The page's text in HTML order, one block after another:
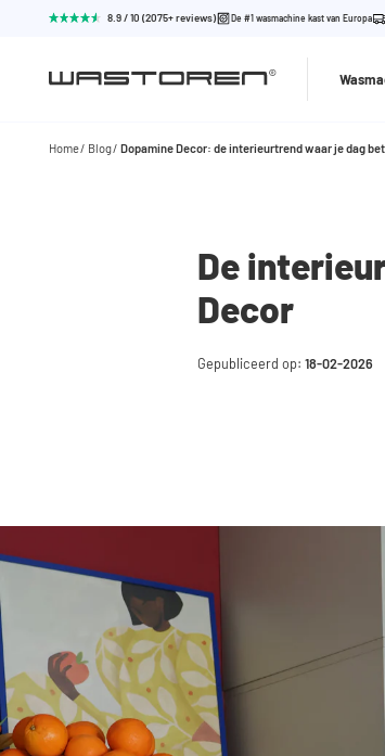
8.9 / 10 (2075+ reviews) De #1 wasmachine kast van Europa
Home Blog Dopamine Decor: de interieurtrend waar je dag
De
Decor
Gepubliceerd op: 18-02-2026